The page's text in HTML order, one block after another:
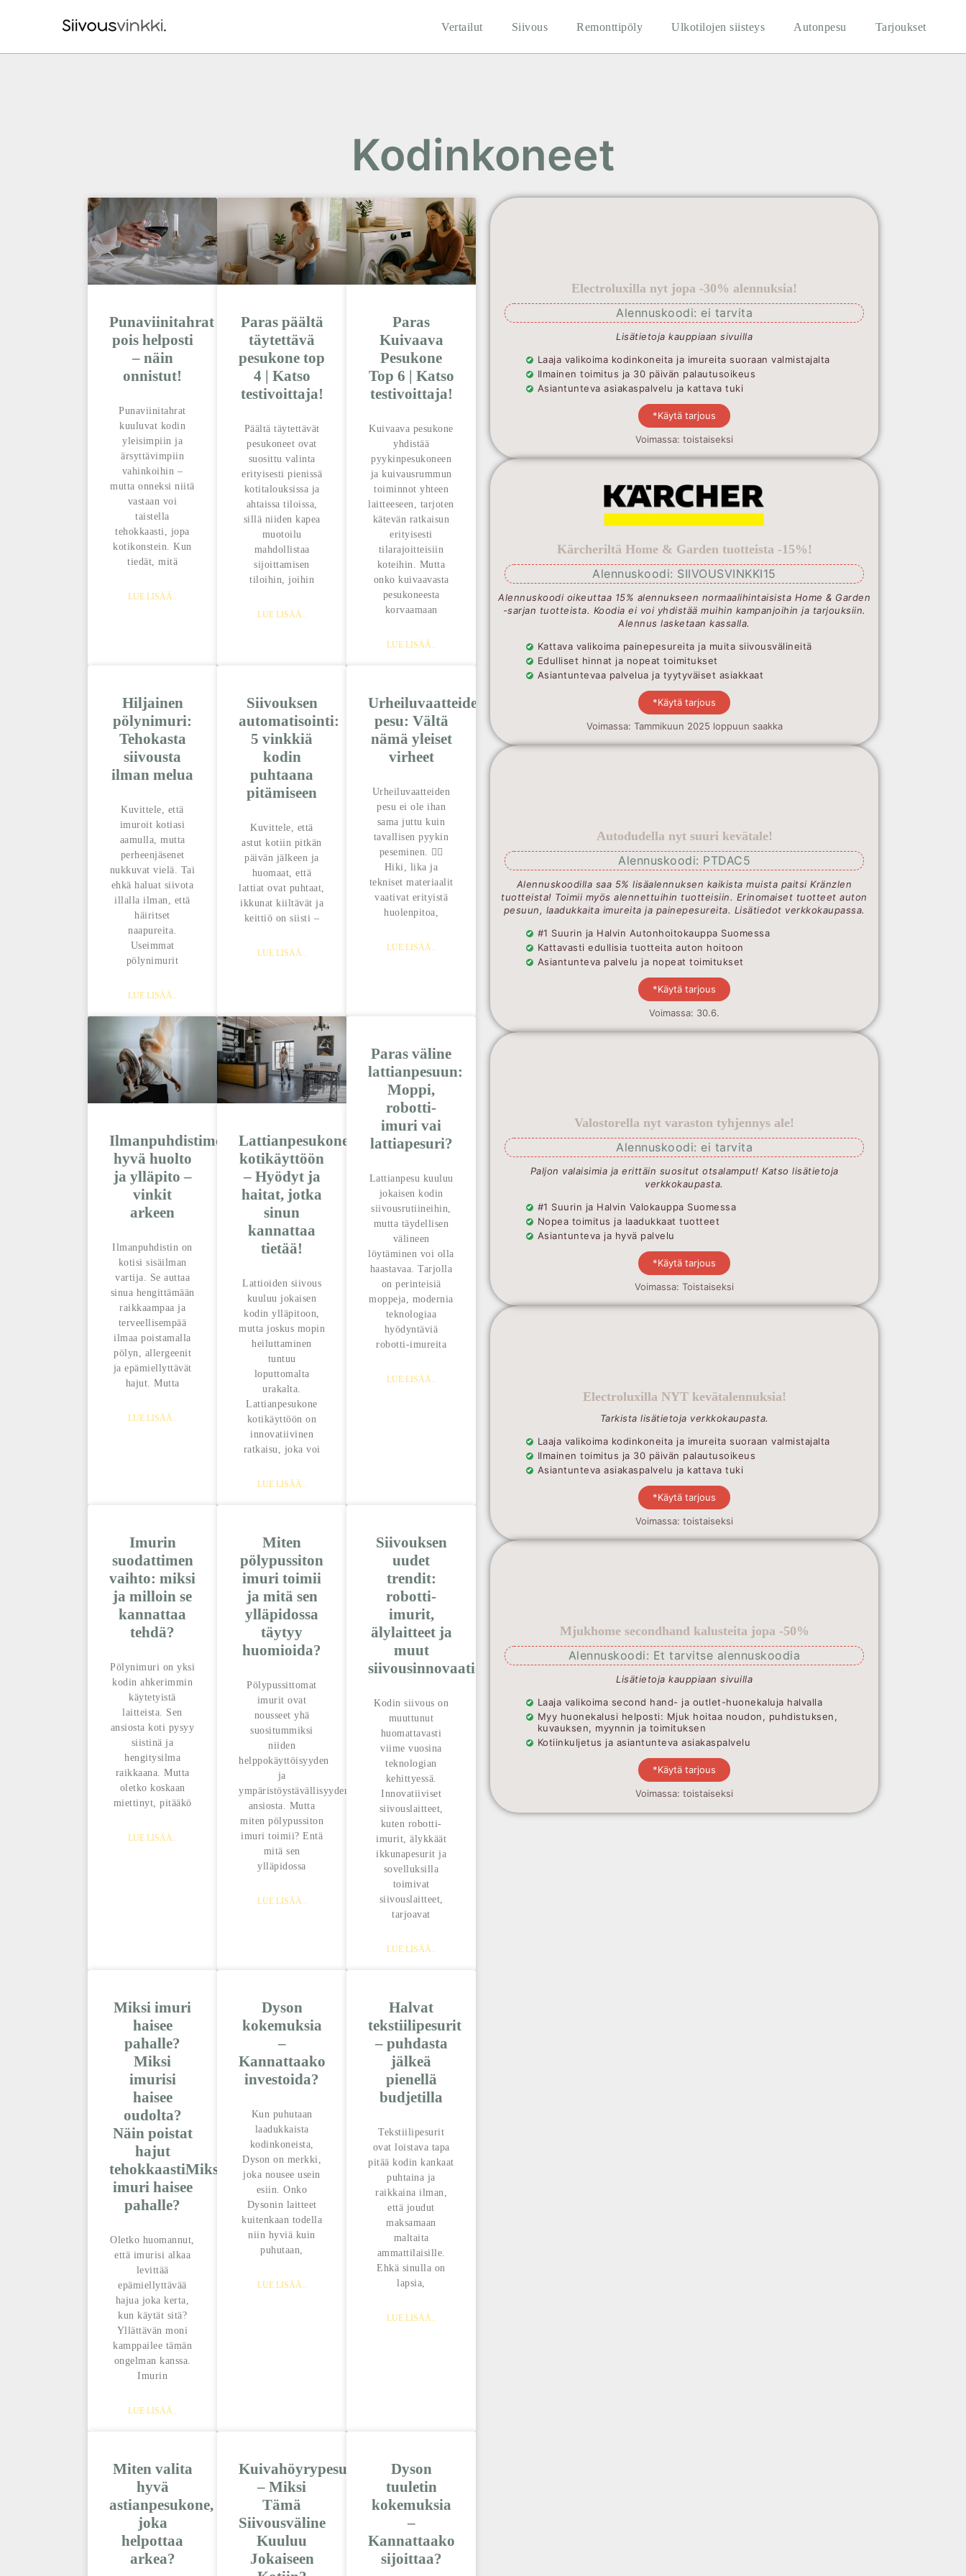
Vertailut Siivous Remonttipöly Ulkotilojen siisteys Autonpesu Tarjoukset
Kodinkoneet
Punaviinitahrat
pois helposti
– näin
onnistut!
Punaviinitahrat
kuuluvat kodin
yleisimpiin ja
ärsyttävimpiin
vahinkoihin –
mutta onneksi niitä
vastaan voi
taistella
tehokkaasti, jopa
kotikonstein. Kun
tiedät, mitä
LUE LISÄÄ..
Paras päältä
täytettävä
pesukone top
4 | Katso
testivoittaja!
Päältä täytettävät
pesukoneet ovat
suosittu valinta
erityisesti pienissä
kotitalouksissa ja
ahtaissa tiloissa,
sillä niiden kapea
muotoilu
mahdollistaa
sijoittamisen
tiloihin, joihin
LUE LISÄÄ..
Paras
Kuivaava
Pesukone
Top 6 | Katso
testivoittaja!
Kuivaava pesukone
yhdistää
pyykinpesukoneen
ja kuivausrummun
toiminnot yhteen
laitteeseen, tarjoten
kätevän ratkaisun
erityisesti
tilarajoitteisiin
koteihin. Mutta
onko kuivaavasta
pesukoneesta
korvaamaan
LUE LISÄÄ..
Hiljainen
pölynimuri:
Tehokasta
siivousta
ilman melua
Kuvittele, että
imuroit kotiasi
aamulla, mutta
perheenjäsenet
nukkuvat vielä. Tai
ehkä haluat siivota
illalla ilman, että
häiritset
naapureita.
Useimmat
pölynimurit
LUE LISÄÄ..
Siivouksen
automatisointi:
5 vinkkiä
kodin
puhtaana
pitämiseen
Kuvittele, että
astut kotiin pitkän
päivän jälkeen ja
huomaat, että
lattiat ovat puhtaat,
ikkunat kiiltävät ja
keittiö on siisti –
LUE LISÄÄ..
Urheiluvaatteiden
pesu: Vältä
nämä yleiset
virheet
Urheiluvaatteiden
pesu ei ole ihan
sama juttu kuin
tavallisen pyykin
peseminen. 🏃‍♂️
Hiki, lika ja
tekniset materiaalit
vaativat erityistä
huolenpitoa,
LUE LISÄÄ..
Ilmanpuhdistimen
hyvä huolto
ja ylläpito –
vinkit
arkeen
Ilmanpuhdistin on
kotisi sisäilman
vartija. Se auttaa
sinua hengittämään
raikkaampaa ja
terveellisempää
ilmaa poistamalla
pölyn, allergeenit
ja epämiellyttävät
hajut. Mutta
LUE LISÄÄ..
Lattianpesukone
kotikäyttöön
– Hyödyt ja
haitat, jotka
sinun
kannattaa
tietää!
Lattioiden siivous
kuuluu jokaisen
kodin ylläpitoon,
mutta joskus mopin
heiluttaminen
tuntuu
loputtomalta
urakalta.
Lattianpesukone
kotikäyttöön on
innovatiivinen
ratkaisu, joka voi
LUE LISÄÄ..
Paras väline
lattianpesuun:
Moppi,
robotti-
imuri vai
lattiapesuri?
Lattianpesu kuuluu
jokaisen kodin
siivousrutiineihin,
mutta täydellisen
välineen
löytäminen voi olla
haastavaa. Tarjolla
on perinteisiä
moppeja, modernia
teknologiaa
hyödyntäviä
robotti-imureita
LUE LISÄÄ..
Imurin
suodattimen
vaihto: miksi
ja milloin se
kannattaa
tehdä?
Pölynimuri on yksi
kodin ahkerimmin
käytetyistä
laitteista. Sen
ansiosta koti pysyy
siistinä ja
hengitysilma
raikkaana. Mutta
oletko koskaan
miettinyt, pitääkö
LUE LISÄÄ..
Miten
pölypussiton
imuri toimii
ja mitä sen
ylläpidossa
täytyy
huomioida?
Pölypussittomat
imurit ovat
nousseet yhä
suositummiksi
niiden
helppokäyttöisyyden
ja
ympäristöystävällisyyden
ansiosta. Mutta
miten pölypussiton
imuri toimii? Entä
mitä sen
ylläpidossa
LUE LISÄÄ..
Siivouksen
uudet
trendit:
robotti-
imurit,
älylaitteet ja
muut
siivousinnovaatiot
Kodin siivous on
muuttunut
huomattavasti
viime vuosina
teknologian
kehittyessä.
Innovatiiviset
siivouslaitteet,
kuten robotti-
imurit, älykkäät
ikkunapesurit ja
sovelluksilla
toimivat
siivouslaitteet,
tarjoavat
LUE LISÄÄ..
Miksi imuri
haisee
pahalle?
Miksi
imurisi
haisee
oudolta?
Näin poistat
hajut
tehokkaastiMiksi
imuri haisee
pahalle?
Oletko huomannut,
että imurisi alkaa
levittää
epämiellyttävää
hajua joka kerta,
kun käytät sitä?
Yllättävän moni
kamppailee tämän
ongelman kanssa.
Imurin
LUE LISÄÄ..
Dyson
kokemuksia
–
Kannattaako
investoida?
Kun puhutaan
laadukkaista
kodinkoneista,
Dyson on merkki,
joka nousee usein
esiin. Onko
Dysonin laitteet
kuitenkaan todella
niin hyviä kuin
puhutaan,
LUE LISÄÄ..
Halvat
tekstiilipesurit
– puhdasta
jälkeä
pienellä
budjetilla
Tekstiilipesurit
ovat loistava tapa
pitää kodin kankaat
puhtaina ja
raikkaina ilman,
että joudut
maksamaan
maltaita
ammattilaisille.
Ehkä sinulla on
lapsia,
LUE LISÄÄ..
Miten valita
hyvä
astianpesukone,
joka
helpottaa
arkea?
Kuivahöyrypesuri
– Miksi
Tämä
Siivousväline
Kuuluu
Jokaiseen
Dyson
tuuletin
kokemuksia
–
Kannattaako
sijoittaa?
Electroluxilla nyt jopa -30% alennuksia!
Alennuskoodi: ei tarvita
Lisätietoja kauppiaan sivuilla
Laaja valikoima kodinkoneita ja imureita suoraan valmistajalta
Ilmainen toimitus ja 30 päivän palautusoikeus
Asiantunteva asiakaspalvelu ja kattava tuki
*Käytä tarjous
Voimassa: toistaiseksi
Kärcheriltä Home & Garden tuotteista -15%!
Alennuskoodi: SIIVOUSVINKKI15
Alennuskoodi oikeuttaa 15% alennukseen normaalihintaisista Home & Garden
-sarjan tuotteista. Koodia ei voi yhdistää muihin kampanjoihin ja tarjouksiin.
Alennus lasketaan kassalla.
Kattava valikoima painepesureita ja muita siivousvälineitä
Edulliset hinnat ja nopeat toimitukset
Asiantuntevaa palvelua ja tyytyväiset asiakkaat
*Käytä tarjous
Voimassa: Tammikuun 2025 loppuun saakka
Autodudella nyt suuri kevätale!
Alennuskoodi: PTDAC5
Alennuskoodilla saa 5% lisäalennuksen kaikista muista paitsi Kränzlen
tuotteista! Toimii myös alennettuihin tuotteisiin. Erinomaiset tuotteet auton
pesuun, laadukkaita imureita ja painepesureita. Lisätiedot verkkokaupassa.
#1 Suurin ja Halvin Autonhoitokauppa Suomessa
Kattavasti edullisia tuotteita auton hoitoon
Asiantunteva palvelu ja nopeat toimitukset
*Käytä tarjous
Voimassa: 30.6.
Valostorella nyt varaston tyhjennys ale!
Alennuskoodi: ei tarvita
Paljon valaisimia ja erittäin suositut otsalamput! Katso lisätietoja
verkkokaupasta.
#1 Suurin ja Halvin Valokauppa Suomessa
Nopea toimitus ja laadukkaat tuotteet
Asiantunteva ja hyvä palvelu
*Käytä tarjous
Voimassa: Toistaiseksi
Electroluxilla NYT kevätalennuksia!
Tarkista lisätietoja verkkokaupasta.
Laaja valikoima kodinkoneita ja imureita suoraan valmistajalta
Ilmainen toimitus ja 30 päivän palautusoikeus
Asiantunteva asiakaspalvelu ja kattava tuki
*Käytä tarjous
Voimassa: toistaiseksi
Mjukhome secondhand kalusteita jopa -50%
Alennuskoodi: Et tarvitse alennuskoodia
Lisätietoja kauppiaan sivuilla
Laaja valikoima second hand- ja outlet-huonekaluja halvalla
Myy huonekalusi helposti: Mjuk hoitaa noudon, puhdistuksen,
kuvauksen, myynnin ja toimituksen
Kotiinkuljetus ja asiantunteva asiakaspalvelu
*Käytä tarjous
Voimassa: toistaiseksi